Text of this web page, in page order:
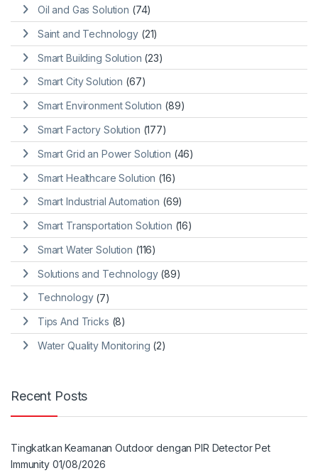
Oil and Gas Solution (74)
Saint and Technology (21)
Smart Building Solution (23)
Smart City Solution (67)
Smart Environment Solution (89)
Smart Factory Solution (177)
Smart Grid an Power Solution (46)
Smart Healthcare Solution (16)
Smart Industrial Automation (69)
Smart Transportation Solution (16)
Smart Water Solution (116)
Solutions and Technology(89)
Technology(7)
Tips And Tricks (8)
Water Quality Monitoring (2)
Recent Posts
Tingkatkan Keamanan Outdoor dengan PIR Detector Pet
Immunity 01/08/2026